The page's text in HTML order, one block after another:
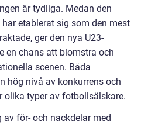
är tydliga. Medan den
etablerat sig som den mest
ger den nya U23-
en chans att blomstra och
scenen. Båda
hög nivå av konkurrens och
olika typer av fotbollsälskare.
för- och nackdelar med